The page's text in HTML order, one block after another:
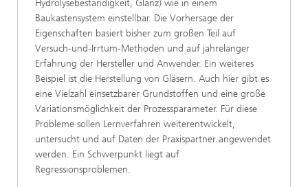
Hydrolysebeständigkeit, Glanz) wie in einem
Baukastensystem einstellbar. Die Vorhersage der
Eigenschaften basiert bisher zum großen Teil auf
Versuch-und-Irrtum-Methoden und auf jahrelanger
Erfahrung der Hersteller und Anwender. Ein weiteres
Beispiel ist die Herstellung von Gläsern. Auch hier gibt es
eine Vielzahl einsetzbarer Grundstoffen und eine große
Variationsmöglichkeit der Prozessparameter. Für diese
Probleme sollen Lernverfahren weiterentwickelt,
untersucht und auf Daten der Praxispartner angewendet
werden. Ein Schwerpunkt liegt auf
Regressionsproblemen.